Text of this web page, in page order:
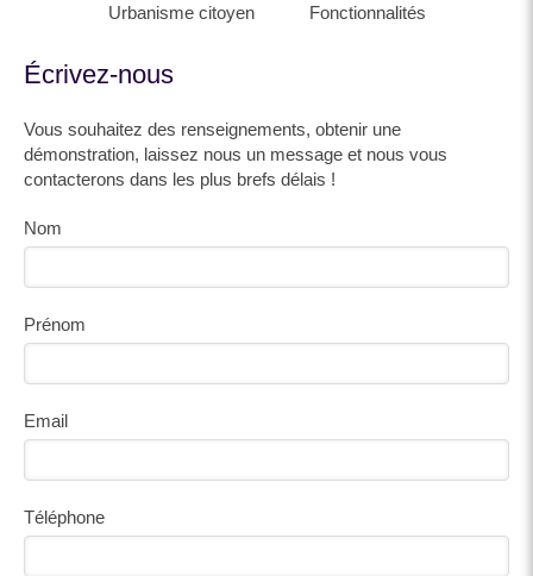
Urbanisme citoyen
Fonctionnalités
Écrivez-nous
Vous souhaitez des renseignements, obtenir une
démonstration, laissez nous un message et nous vous
contacterons dans les plus brefs délais !
Nom
Prénom
Email
Téléphone